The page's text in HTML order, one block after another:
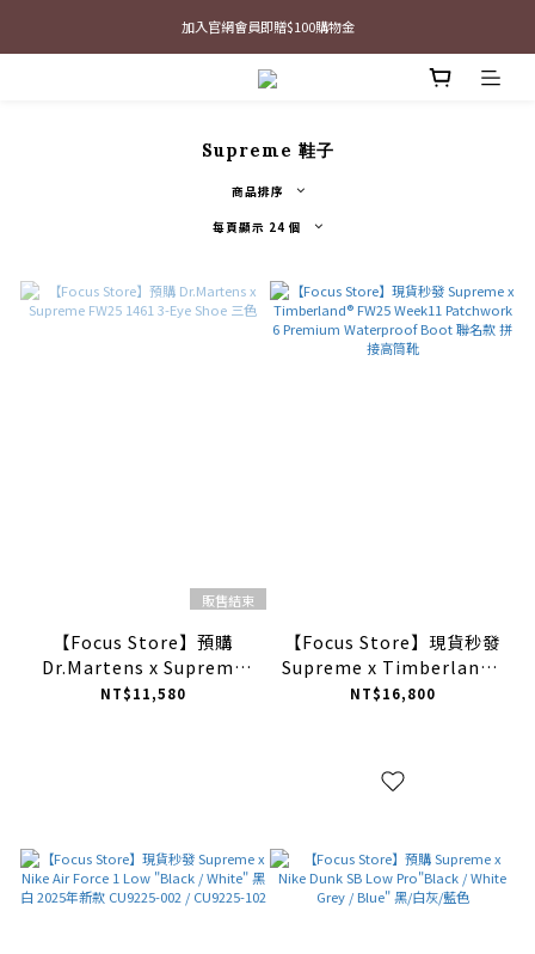
最新三方聯名倒鉤，火熱預購接單中🔥
最新三方聯名倒鉤，火熱預購接單中🔥
Supreme 鞋子
商品排序
每頁顯示 24 個
販售結束
【Focus Store】預購
Dr.Martens x Supreme
FW25 1461 3-Eye Shoe 三
NT$11,580
【Focus Store】現貨秒發
Supreme x Timberland®
FW25 Week11
拼接高筒靴
NT$16,800